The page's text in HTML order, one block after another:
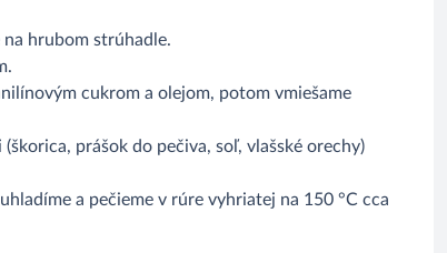
hrubom strúhadle.
cukrom a olejom, potom vmiešame
prášok do pečiva, soľ, vlašské orechy)
a pečieme v rúre vyhriatej na 150 °C cca